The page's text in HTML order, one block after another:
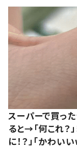
スーパーで買っ
ると→「何これ？
に！？」「かわい